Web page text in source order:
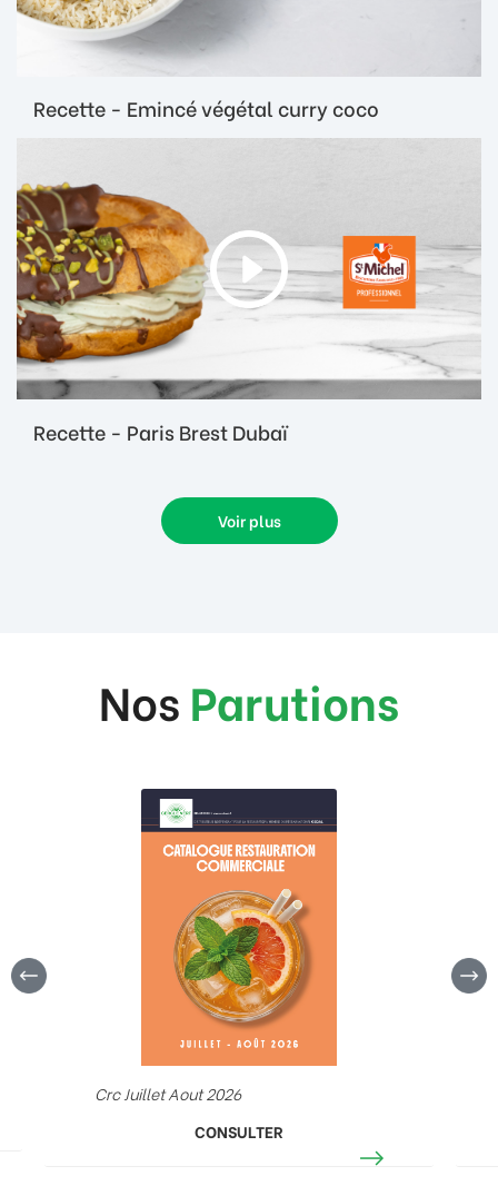
Recette - Emincé végétal curry coco
Recette - Paris Brest Dubaï
Voir plus
Nos Parutions
Crc Juillet Aout 2026
CONSULTER